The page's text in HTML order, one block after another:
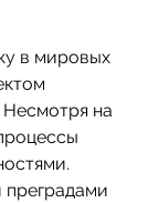
в мировых
Несмотря на